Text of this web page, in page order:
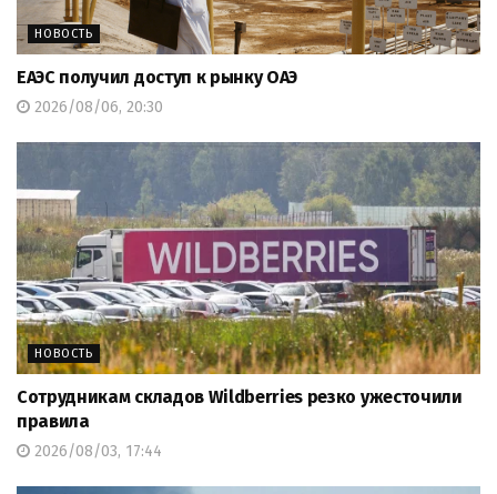
НОВОСТЬ
ЕАЭС получил доступ к рынку ОАЭ
2026/08/06, 20:30
НОВОСТЬ
Сотрудникам складов Wildberries резко ужесточили
правила
2026/08/03, 17:44